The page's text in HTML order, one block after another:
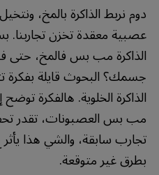
دوم نربط الذاكرة بالمخ،
عصبية معقدة تخزن
الذاكرة مب بس فالمخ، حتى
جسمك؟ البحوث قايلة بفكرة
الذاكرة الخلوية. هالفكرة
مب بس العصبونات، تقدر
تجارب سابقة، والشي هذا
بطرق غير متوقعة.